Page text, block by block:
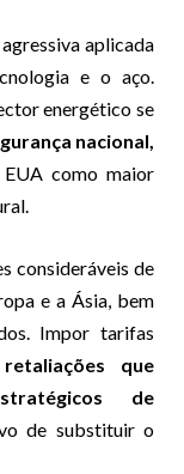
aplicada
e o aço.
energético se
nacional,
como maior
consideráveis de
e a Ásia, bem
Impor tarifas
retaliações que
de
de substituir o